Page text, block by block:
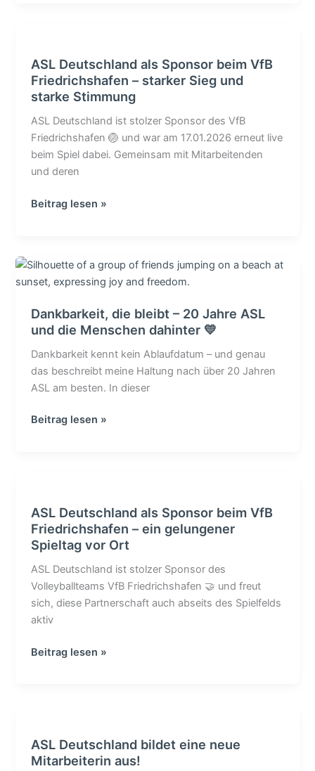
ASL Deutschland als Sponsor beim VfB
Friedrichshafen – starker Sieg und
starke Stimmung
ASL Deutschland ist stolzer Sponsor des VfB
Friedrichshafen 🏐 und war am 17.01.2026 erneut live
beim Spiel dabei. Gemeinsam mit Mitarbeitenden
und deren
als
Sponsor
beim
VfB
Friedrichshafen
–
starker
und
Beitrag lesen »
Dankbarkeit, die bleibt – 20 Jahre ASL
und die Menschen dahinter 💛
Dankbarkeit kennt kein Ablaufdatum – und genau
das beschreibt meine Haltung nach über 20 Jahren
ASL am besten. In dieser
Dankbarkeit,
die
–
20
Jahre
ASL
und
Menschen
Beitrag lesen »
ASL Deutschland als Sponsor beim VfB
Friedrichshafen – ein gelungener
Spieltag vor Ort
ASL Deutschland ist stolzer Sponsor des
Volleyballteams VfB Friedrichshafen 🤝 und freut
sich, diese Partnerschaft auch abseits des Spielfelds
aktiv
als
Sponsor
beim
VfB
Friedrichshafen
–
ein
Spieltag
Beitrag lesen »
ASL Deutschland bildet eine neue
Mitarbeiterin aus!
bildet
eine